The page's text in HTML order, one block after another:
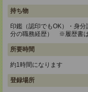
持ち物
印鑑（認印でもOK）・身
分の職務経歴） ※履歴書
所要時間
約1時間になります
登録場所